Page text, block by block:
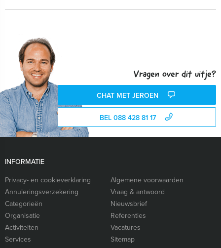
Vragen over dit uitje?
CHAT MET JEROEN
BEL 088 428 81 17
INFORMATIE
Privacy- en cookieverklaring
Algemene voorwaarden
Annuleringsverzekering
Vraag & antwoord
Categorieën
Nieuwsbrief
Organisatie
Referenties
Activiteiten
Vacatures
Services
Sitemap